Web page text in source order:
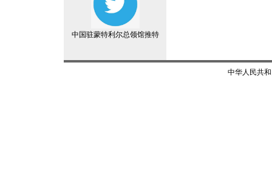
中国驻蒙特利尔总领馆推特
中华人民共